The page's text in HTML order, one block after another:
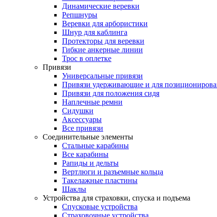
Динамические веревки
Репшнуры
Веревки для арбористики
Шнур для каблинга
Протекторы для веревки
Гибкие анкерные линии
Трос в оплетке
Привязи
Универсальные привязи
Привязи удерживающие и для
Привязи для положения сидя
Наплечные ремни
Сидушки
Аксессуары
Все привязи
Соединительные элементы
Стальные карабины
Все карабины
Рапиды и дельты
Вертлюги и разъемные кольца
Такелажные пластины
Шаклы
Устройства для страховки, спуска и подъема
Спусковые устройства
Страховочные устройства